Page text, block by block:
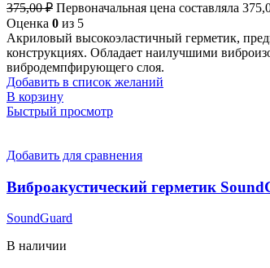
375,00₽ Первоначальная цена составляла
Оценка 0 из 5
Акриловый высокоэластичный герметик,
конструкциях. Обладает наилучшими
вибродемпфирующего слоя.
Добавить в список желаний
В корзину
Быстрый просмотр
Добавить для сравнения
Виброакустический герметик
SoundGuard
В наличии